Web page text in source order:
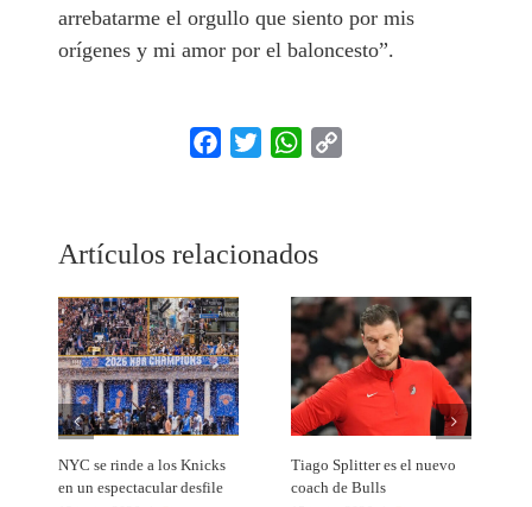
arrebatarme el orgullo que siento por mis
orígenes y mi amor por el baloncesto”.
Facebook
Twitter WhatsApp
Artículos relacionados
NYC se rinde a los Knicks
en un espectacular desfile
Tiago Splitter es el nuevo
coach de Bulls